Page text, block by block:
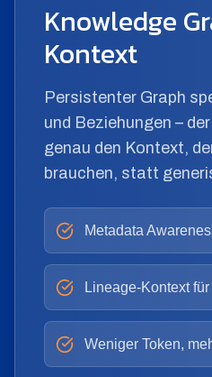
Knowledge
Kontext
Persistenter Graph
und Beziehungen –
genau den Kontext,
brauchen, statt
Metadata
Lineage-Kontext
Weniger Token,